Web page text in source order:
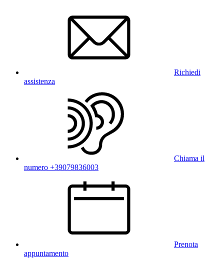
Richiedi
assistenza
Chiama il
numero +39079836003
Prenota
appuntamento